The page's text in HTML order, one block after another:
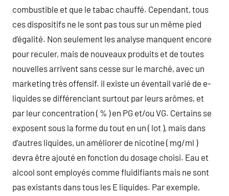
combustible et que le tabac chauffé. Cependant, tous
ces dispositifs ne le sont pas tous sur un même pied
d’égalité. Non seulement les analyse manquent encore
pour reculer, mais de nouveaux produits et de toutes
nouvelles arrivent sans cesse sur le marché, avec un
marketing très offensif. il existe un éventail varié de e-
liquides se différenciant surtout par leurs arômes, et
par leur concentration ( % ) en PG et/ou VG. Certains se
exposent sous la forme du tout en un ( lot ), mais dans
d’autres liquides, un améliorer de nicotine ( mg/ml )
devra être ajouté en fonction du dosage choisi. Eau et
alcool sont employés comme fluidifiants mais ne sont
pas existants dans tous les E liquides. Par exemple,